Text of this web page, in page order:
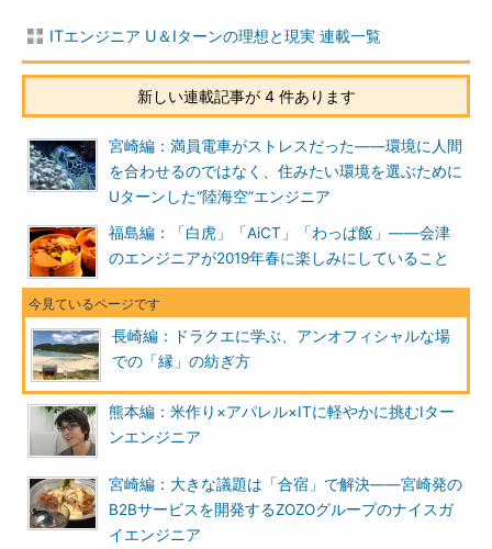
ITエンジニア U＆Iターンの理想と現実 連載一覧
新しい連載記事が 4 件あります
宮崎編：満員電車がストレスだった――環境に人間
を合わせるのではなく、住みたい環境を選ぶために
Uターンした“陸海空”エンジニア
福島編：「白虎」「AiCT」「わっぱ飯」――会津
のエンジニアが2019年春に楽しみにしていること
長崎編：ドラクエに学ぶ、アンオフィシャルな場
での「縁」の紡ぎ方
熊本編：米作り×アパレル×ITに軽やかに挑むIター
ンエンジニア
宮崎編：大きな議題は「合宿」で解決――宮崎発の
B2Bサービスを開発するZOZOグループのナイスガ
イエンジニア